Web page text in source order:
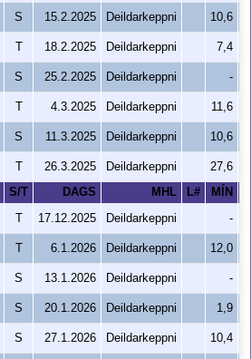
S 15.2.2025 Deildarkeppni
10,6
18.2.2025 Deildarkeppni
7,4
S 25.2.2025 Deildarkeppni
-
4.3.2025 Deildarkeppni
11,6
S 11.3.2025 Deildarkeppni
10,6
26.3.2025 Deildarkeppni
27,6
S/T DAGS MHL L# MÍN
17.12.2025 Deildarkeppni
-
6.1.2026 Deildarkeppni
12,0
S 13.1.2026 Deildarkeppni
-
S 20.1.2026 Deildarkeppni
1,9
S 27.1.2026 Deildarkeppni
10,4